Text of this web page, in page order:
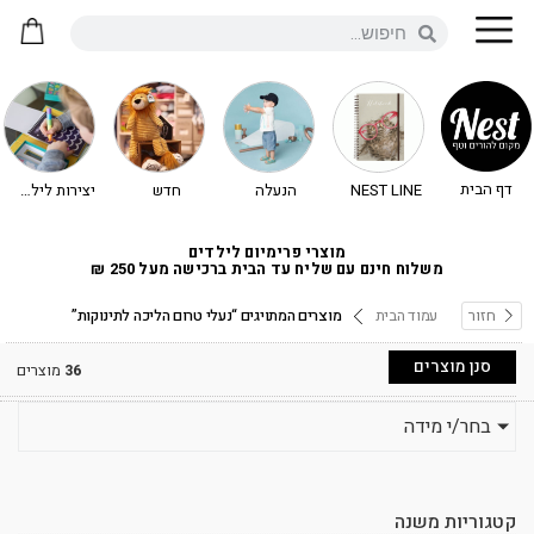
דף הבית NEST LINE הנעלה חדש יצירות לילדים - יצירה לילדים
מוצרי פרימיום לילדים
משלוח חינם עם שליח עד הבית ברכישה מעל 250 ₪
חזור עמוד הבית מוצרים המתויגים “נעלי טרום הליכה לתינוקות”
36 מוצרים סנן מוצרים
בחר/י מידה
קטגוריות משנה